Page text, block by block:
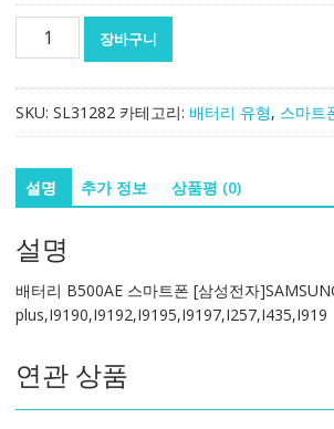
리
스
마
폰
성
전
S4
mini,S4
mini
장바구니
SKU: SL31282 카테고리: 배터리 유형, 스마트
설명 추가 정보 상품평 (0)
설명
배터리 B500AE 스마트폰 [삼성전자
plus,I9190,I9192,I9195,I9197,I257,I435,I919
연관 상품